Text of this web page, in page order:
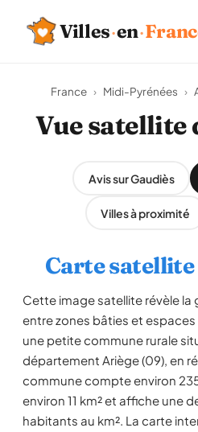
Villes·en·
France › Midi-Pyrénées ›
Vue satellite
Avis sur Gaudiès
Villes à proximité
Carte satellite
Cette image satellite révèle la
entre zones bâties et
une petite commune rurale
département Ariège (09), en
commune compte environ
environ 11 km² et affiche une
habitants au km². La carte